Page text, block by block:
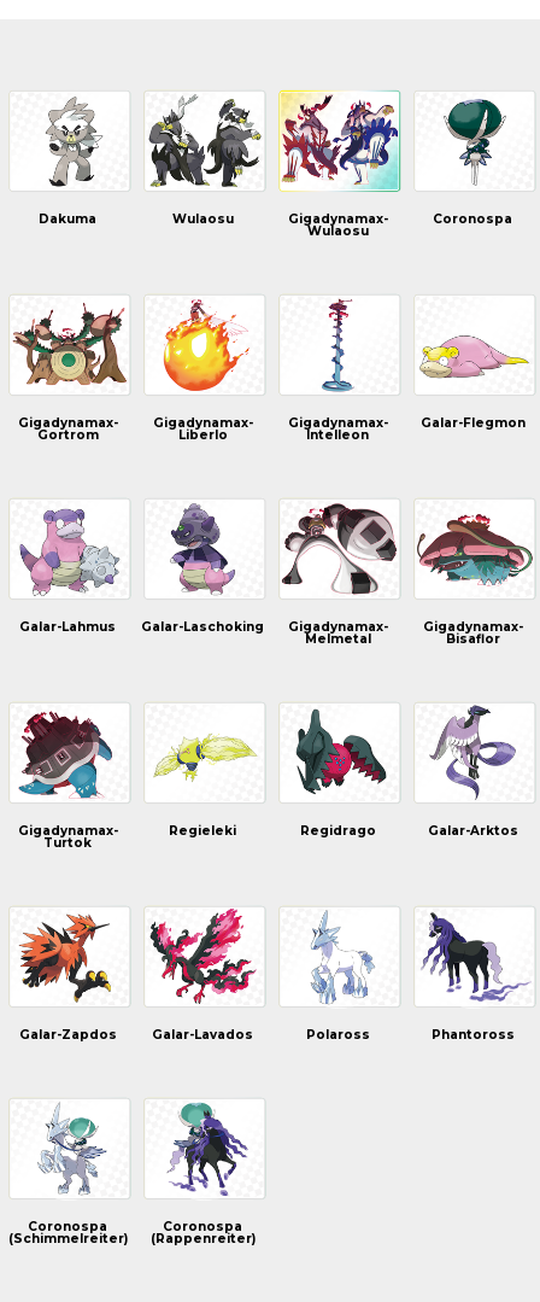
Dakuma Wulaosu Gigadynamax-
Wulaosu
Coronospa
Gigadynamax-
Gortrom
Gigadynamax-
Liberlo
Gigadynamax-
Intelleon
Galar-Flegmon
Galar-Lahmus Galar-Laschoking Gigadynamax-
Melmetal
Gigadynamax-
Bisaflor
Gigadynamax-
Turtok
Regieleki Regidrago Galar-Arktos
Galar-Zapdos Galar-Lavados Polaross Phantoross
Coronospa
(Schimmelreiter)
Coronospa
(Rappenreiter)